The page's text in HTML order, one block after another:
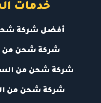
خدمات
أفضل شركة
شركة شحن من
شركة شحن من
شركة شحن من